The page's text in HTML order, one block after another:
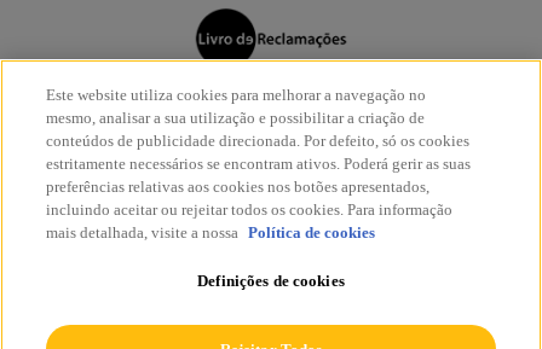
Os restaurantes McDonald’s são aderentes doLivro de
Reclamações Eletrónico.
© McDonald's 2026
Este website utiliza cookies para melhorar a navegação no
mesmo, analisar a sua utilização e possibilitar a criação de
conteúdos de publicidade direcionada. Por defeito, só os cookies
estritamente necessários se encontram ativos. Poderá gerir as suas
preferências relativas aos cookies nos botões apresentados,
incluindo aceitar ou rejeitar todos os cookies. Para informação
mais detalhada, visite a nossa Política de cookies
Definições de cookies